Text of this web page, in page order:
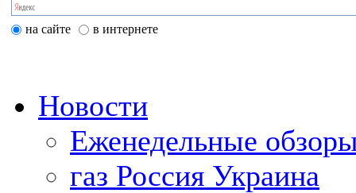
на сайте в интернете
Новости
Еженедельные
газ Россия Украина